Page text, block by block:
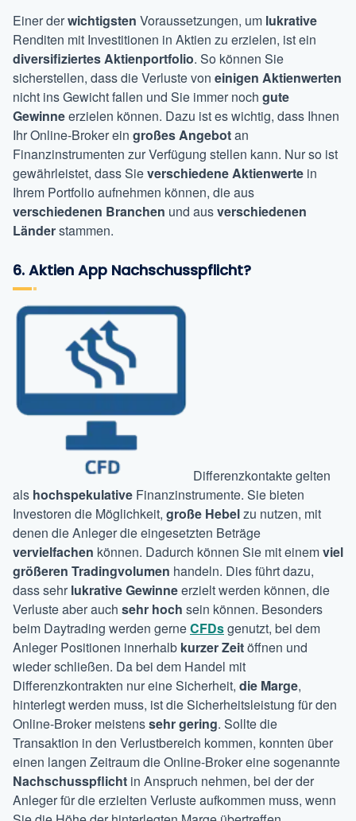
Einer derwichtigsten Voraussetzungen, um lukrative
Renditen mit Investitionen in Aktien zu erzielen, ist ein
diversifiziertes Aktienportfolio. So können Sie
sicherstellen, dass die Verluste von einigen Aktienwerten
nicht ins Gewicht fallen und Sie immer noch gute
Gewinneerzielen können. Dazu ist es wichtig, dass Ihnen
Ihr Online-Broker ein großes Angebotan
Finanzinstrumenten zur Verfügung stellen kann. Nur so ist
gewährleistet, dass Sieverschiedene Aktienwerte in
Ihrem Portfolio aufnehmen können, die aus
verschiedenen Branchen und ausverschiedenen
Länderstammen.
6. Aktien App Nachschusspflicht?
Differenzkontakte gelten
als hochspekulative Finanzinstrumente. Sie bieten
Investoren die Möglichkeit, große Hebelzu nutzen, mit
denen die Anleger die eingesetzten Beträge
vervielfachen können. Dadurch können Sie mit einemviel
größeren Tradingvolumen handeln. Dies führt dazu,
dass sehrlukrative Gewinneerzielt werden können, die
Verluste aber auch sehr hoch sein können. Besonders
beim Daytrading werden gerneCFDsgenutzt, bei dem
Anleger Positionen innerhalb kurzer Zeitöffnen und
wieder schließen. Da bei dem Handel mit
Differenzkontrakten nur eine Sicherheit, die Marge,
hinterlegt werden muss, ist die Sicherheitsleistung für den
Online-Broker meistenssehr gering. Sollte die
Transaktion in den Verlustbereich kommen, konnten über
einen langen Zeitraum die Online-Broker eine sogenannte
Nachschusspflicht in Anspruch nehmen, bei der der
Anleger für die erzielten Verluste aufkommen muss, wenn